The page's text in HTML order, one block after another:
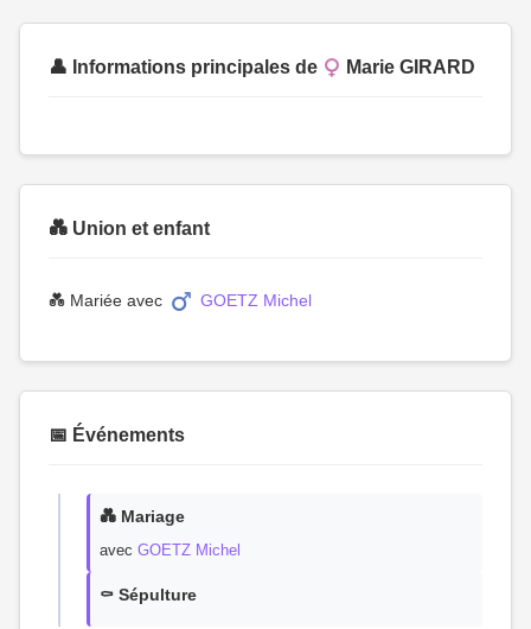
👤 Informations principales de Marie GIRARD
💑 Union et enfant
💑 Mariée avec GOETZ Michel
📅 Événements
💑 Mariage
avec GOETZ Michel
⚰️ Sépulture